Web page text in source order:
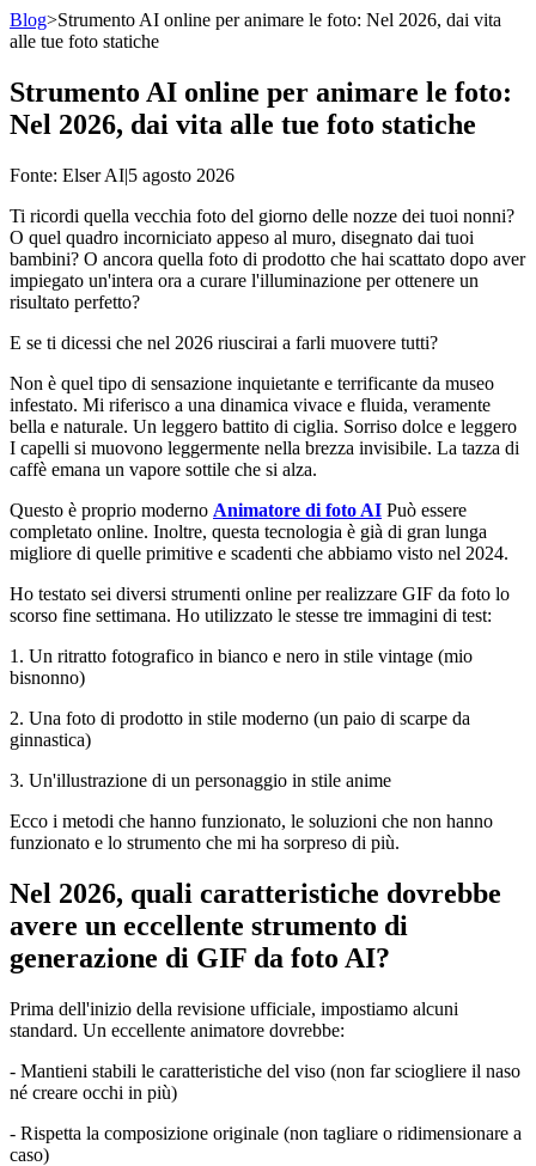
Blog>Strumento AI online per animare le foto: Nel 2026, dai vita
alle tue foto statiche
Strumento AI online per animare le foto:
Nel 2026, dai vita alle tue foto statiche
Fonte: Elser AI|5 agosto 2026
Ti ricordi quella vecchia foto del giorno delle nozze dei tuoi nonni?
O quel quadro incorniciato appeso al muro, disegnato dai tuoi
bambini? O ancora quella foto di prodotto che hai scattato dopo aver
impiegato un'intera ora a curare l'illuminazione per ottenere un
risultato perfetto?
E se ti dicessi che nel 2026 riuscirai a farli muovere tutti?
Non è quel tipo di sensazione inquietante e terrificante da museo
infestato. Mi riferisco a una dinamica vivace e fluida, veramente
bella e naturale. Un leggero battito di ciglia. Sorriso dolce e leggero
I capelli si muovono leggermente nella brezza invisibile. La tazza di
caffè emana un vapore sottile che si alza.
Questo è proprio moderno Animatore di foto AI Può essere
completato online. Inoltre, questa tecnologia è già di gran lunga
migliore di quelle primitive e scadenti che abbiamo visto nel 2024.
Ho testato sei diversi strumenti online per realizzare GIF da foto lo
scorso fine settimana. Ho utilizzato le stesse tre immagini di test:
1. Un ritratto fotografico in bianco e nero in stile vintage (mio
bisnonno)
2. Una foto di prodotto in stile moderno (un paio di scarpe da
ginnastica)
3. Un'illustrazione di un personaggio in stile anime
Ecco i metodi che hanno funzionato, le soluzioni che non hanno
funzionato e lo strumento che mi ha sorpreso di più.
Nel 2026, quali caratteristiche dovrebbe
avere un eccellente strumento di
generazione di GIF da foto AI?
Prima dell'inizio della revisione ufficiale, impostiamo alcuni
standard. Un eccellente animatore dovrebbe:
- Mantieni stabili le caratteristiche del viso (non far sciogliere il naso
né creare occhi in più)
- Rispetta la composizione originale (non tagliare o ridimensionare a
caso)